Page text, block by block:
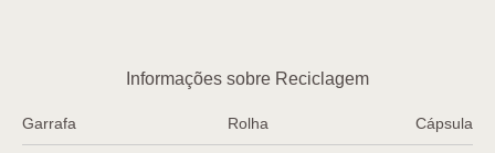
Informações sobre Reciclagem
Garrafa Rolha Cápsula